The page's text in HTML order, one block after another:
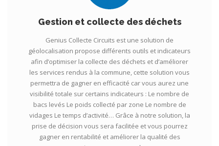
Gestion et collecte des déchets
Genius Collecte Circuits est une solution de
géolocalisation propose différents outils et indicateurs
afin d’optimiser la collecte des déchets et d’améliorer
les services rendus à la commune, cette solution vous
permettra de gagner en efficacité car vous aurez une
visibilité totale sur certains indicateurs : Le nombre de
bacs levés Le poids collecté par zone Le nombre de
vidages Le temps d’activité… Grâce à notre solution, la
prise de décision vous sera facilitée et vous pourrez
gagner en rentabilité et améliorer la qualité des